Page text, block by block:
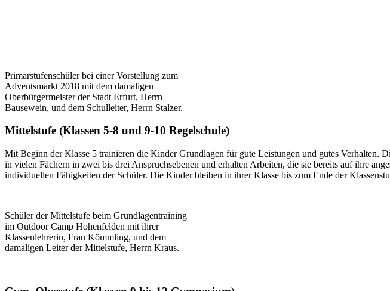
Primarstufenschüler bei einer Vorstellung zum
Adventsmarkt 2018 mit dem damaligen
Oberbürgermeister der Stadt Erfurt, Herrn
Bausewein, und dem Schulleiter, Herrn Stalzer.
Mittelstufe (Klassen 5-8 und 9-10 Regelschule)
Mit Beginn der Klasse 5 trainieren die Kinder Grundlagen für gute Leistungen und gutes Verhalten.
in vielen Fächern in zwei bis drei Anspruchsebenen und erhalten Arbeiten, die sie bereits auf ihre
individuellen Fähigkeiten der Schüler. Die Kinder bleiben in ihrer Klasse bis zum Ende der
Schüler der Mittelstufe beim Grundlagentraining
im Outdoor Camp Hohenfelden mit ihrer
Klassenlehrerin, Frau Kömmling, und dem
damaligen Leiter der Mittelstufe, Herrn Kraus.